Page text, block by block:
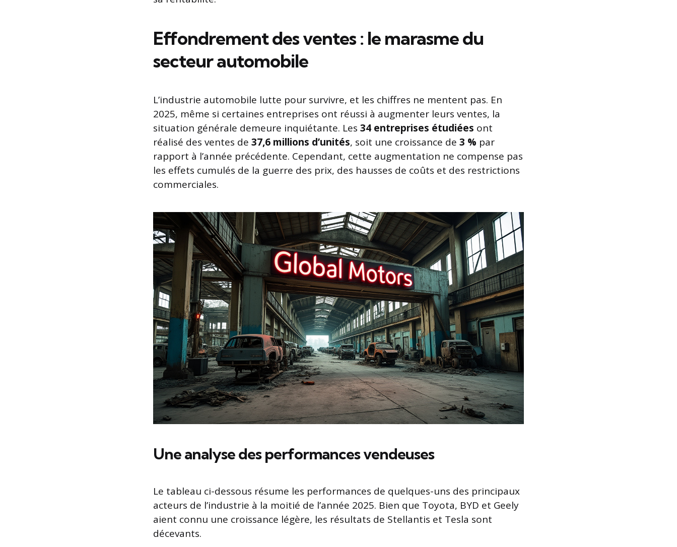
Effondrement des ventes : le marasme du
secteur automobile
L’industrie automobile lutte pour survivre, et les chiffres ne mentent pas. En
2025, même si certaines entreprises ont réussi à augmenter leurs ventes, la
situation générale demeure inquiétante. Les 34 entreprises étudiées ont
réalisé des ventes de 37,6 millions d’unités, soit une croissance de 3 % par
rapport à l’année précédente. Cependant, cette augmentation ne compense pas
les effets cumulés de la guerre des prix, des hausses de coûts et des restrictions
commerciales.
Une analyse des performances vendeuses
Le tableau ci-dessous résume les performances de quelques-uns des principaux
acteurs de l’industrie à la moitié de l’année 2025. Bien que Toyota, BYD et Geely
aient connu une croissance légère, les résultats de Stellantis et Tesla sont
décevants.